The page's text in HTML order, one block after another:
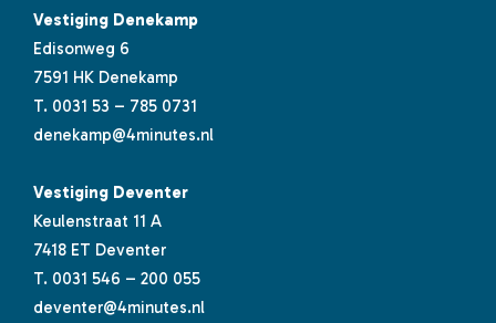
Vestiging Denekamp
Edisonweg 6
7591 HK Denekamp
T. 0031 53 – 785 0731
denekamp@4minutes.nl
Vestiging Deventer
Keulenstraat 11 A
7418 ET Deventer
T. 0031 546 – 200 055
deventer@4minutes.nl